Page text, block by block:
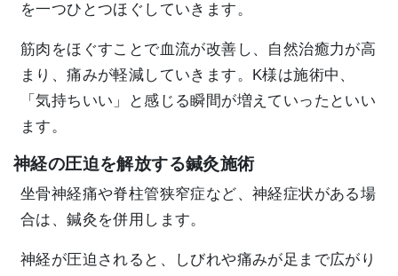
を一つひとつほぐしていきます。
筋肉をほぐすことで血流が改善し、自然治癒力が高
まり、痛みが軽減していきます。K様は施術中、
「気持ちいい」と感じる瞬間が増えていったといい
ます。
神経の圧迫を解放する鍼灸施術
坐骨神経痛や脊柱管狭窄症など、神経症状がある場
合は、鍼灸を併用します。
神経が圧迫されると、しびれや痛みが足まで広がり